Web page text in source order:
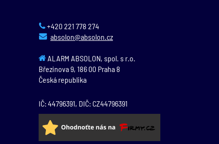
+420 221 778 274
absolon@absolon.cz
ALARM ABSOLON, spol. s r.o.
Březinova 9, 186 00 Praha 8
Česká republika
IČ: 44796391, DIČ: CZ44796391